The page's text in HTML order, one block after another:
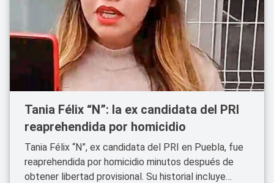
Tania Félix “N”: la ex candidata del PRI
reaprehendida por homicidio
Tania Félix “N”, ex candidata del PRI en Puebla, fue
reaprehendida por homicidio minutos después de
obtener libertad provisional. Su historial incluye